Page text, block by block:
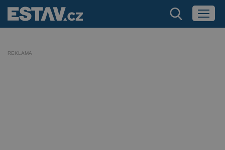
REKLAMA